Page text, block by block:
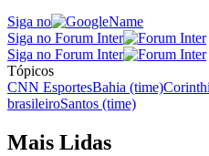
Siga no
Siga no Forum Inter
Siga no Forum Inter
Tópicos
CNN EsportesBahia (time)
brasileiroSantos (time)
Mais Lidas